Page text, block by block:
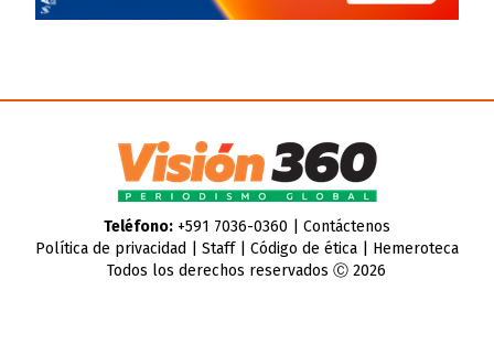
Teléfono:+591 7036-0360 | Contáctenos
Política de privacidad
Staff| Código de ética| Hemeroteca
Todos los derechos reservados Ⓒ 2026